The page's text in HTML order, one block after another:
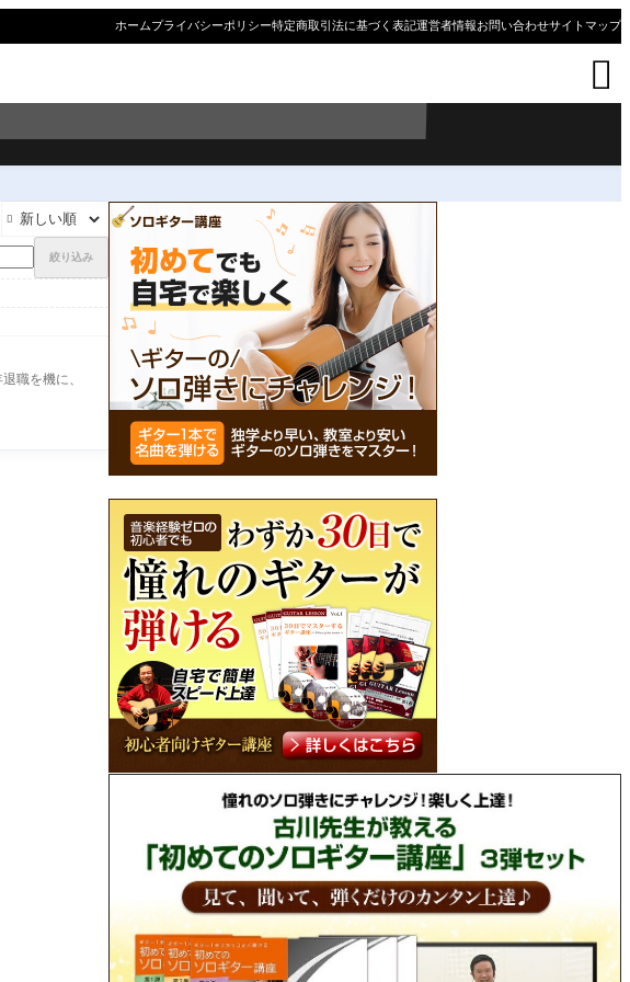
ホームプライバシーポリシー特定商取引法に基づく表記運営者情報お問い合わせサイトマップ


絞り込み
職を機に、